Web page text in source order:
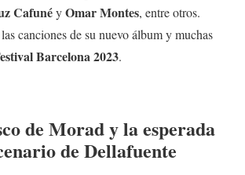
CafunéyOmar Montes, entre otros.
canciones de su nuevo álbum y muchas
Barcelona 2023.
de Morad y la esperada
de Dellafuente